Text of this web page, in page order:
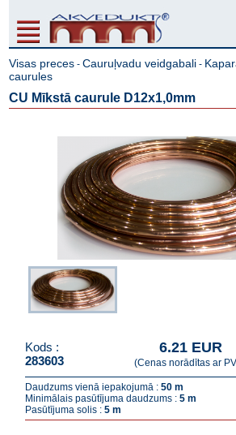
Visas preces -Cauruļvadu veidgabali -
caurules
CU Mīkstā caurule D12x1,0mm
Kods :
283603
6.21 EUR
(Cenas norādītas ar
Daudzums vienā iepakojumā :50 m
Minimālais pasūtījuma daudzums :5 m
Pasūtījuma solis :5 m